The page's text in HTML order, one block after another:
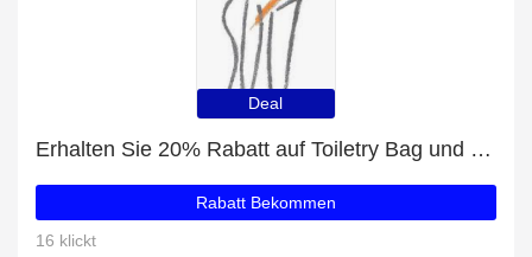
Deal
Erhalten Sie 20% Rabatt auf Toiletry Bag und mehr
Rabatt Bekommen
16 klickt